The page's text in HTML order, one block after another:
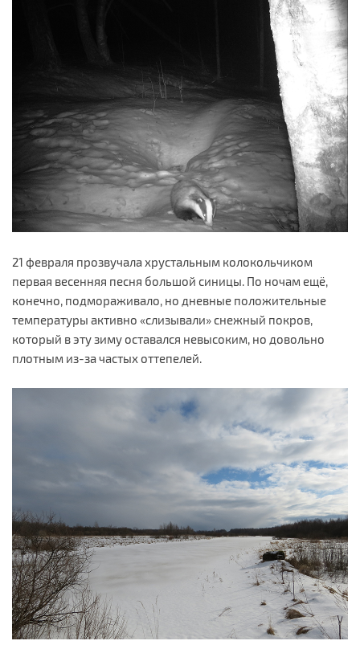
21 февраля прозвучала хрустальным колокольчиком
первая весенняя песня большой синицы. По ночам ещё,
конечно, подмораживало, но дневные положительные
температуры активно «слизывали» снежный покров,
который в эту зиму оставался невысоким, но довольно
плотным из-за частых оттепелей.